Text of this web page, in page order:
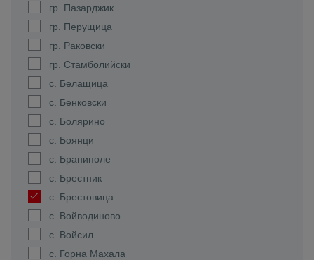
гр. Пазарджик
гр. Перущица
гр. Раковски
гр. Стамболийски
с. Белащица
с. Бенковски
с. Болярино
с. Боянци
с. Браниполе
с. Брестник
с. Брестовица
с. Войводиново
с. Войсил
с. Горна Махала